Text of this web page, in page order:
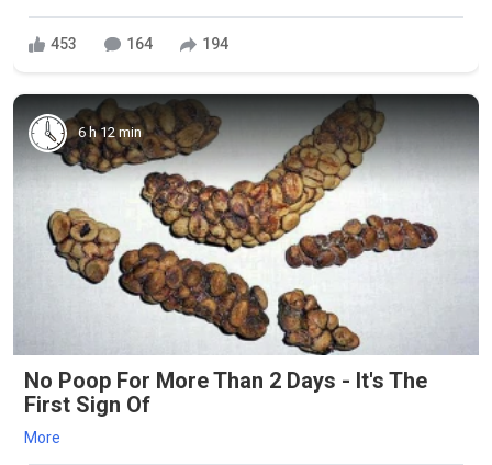
453 164 194
6 h 12 min
No Poop For More Than 2 Days - It's The
First Sign Of
More